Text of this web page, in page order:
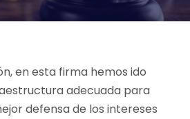
en esta firma hemos ido
adecuada para
defensa de los intereses